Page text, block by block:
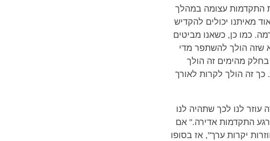
התקדמות עצומה במהלך
מאיתנו יכולים להקדיש
כמו כן, כשאנו מביטים
שזה הולך להשתפר מדי
מהימים זה הולך
זה הולך לקרות לאורך
עוזר לנו לכך שתהיה לנו
התקדמות אדירה." אם
יקרות ערך", אז בסופו